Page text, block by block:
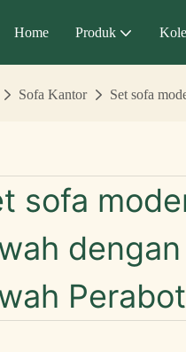
Home Produk
Sofa Kantor Set sofa